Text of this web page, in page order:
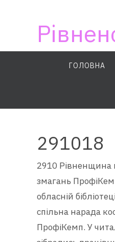
ГОЛОВНА
291018
2910 Рівненщина
змагань
обласній
спільна нарада
ПрофіКемп. У